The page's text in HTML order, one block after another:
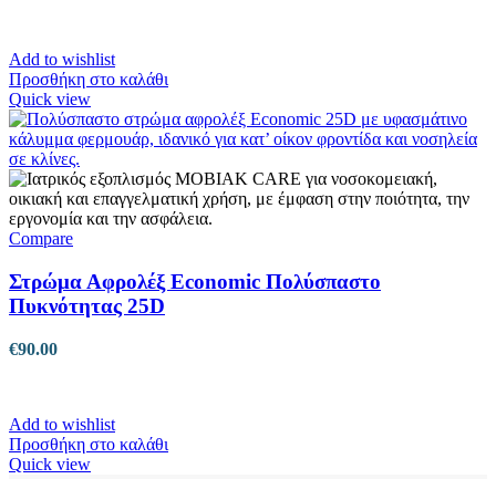
Add to wishlist
Προσθήκη στο καλάθι
Quick view
Compare
Στρώμα Αφρολέξ Εconomic Πολύσπαστο
Πυκνότητας 25D
€90.00
Add to wishlist
Προσθήκη στο καλάθι
Quick view